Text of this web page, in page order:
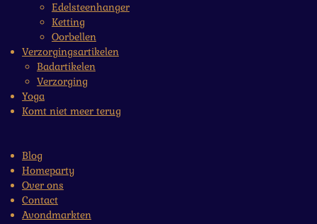
Edelsteenhanger
Ketting
Oorbellen
Verzorgingsartikelen
Badartikelen
Verzorging
Yoga
Komt niet meer terug
Blog
Homeparty
Over ons
Contact
Avondmarkten